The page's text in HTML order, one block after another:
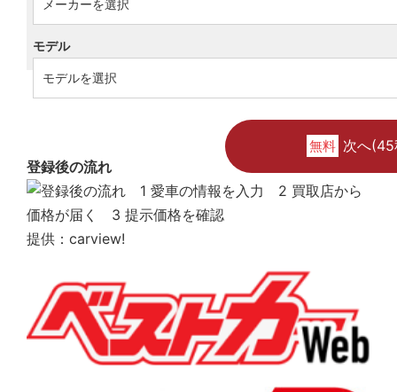
モデル
無料 次へ
登録後の流れ
提供：carview!